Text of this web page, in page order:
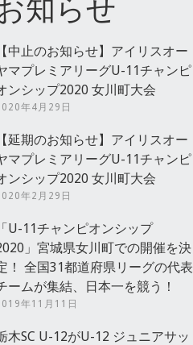
知らせ
中止のお知らせ】アイリスオー
マプレミアリーグU-11チャンピ
ンシップ2020 女川町大会
年4月29日
延期のお知らせ】アイリスオー
マプレミアリーグU-11チャンピ
ンシップ2020 女川町大会
年2月29日
U-11チャンピオンシップ
」宮城県女川町での開催を決
！ 全国31都道府県リーグの代表
ームが集結、日本一を競う！
年11月11日
木SC U-12がU-12 ジュニアサッ